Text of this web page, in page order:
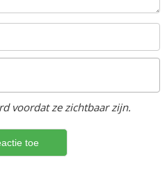
voordat ze zichtbaar zijn.